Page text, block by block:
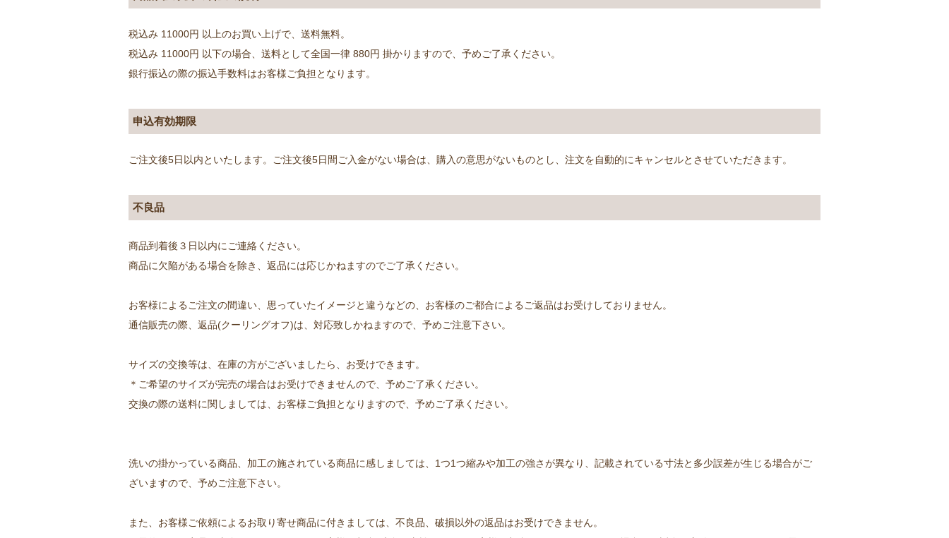
税込み 11000円 以上のお買い上げで、送料無料。
税込み 11000円 以下の場合、送料として全国一律 880円 掛かりますので、予めご了承ください。
銀行振込の際の振込手数料はお客様ご負担となります。
申込有効期限
ご注文後5日以内といたします。ご注文後5日間ご入金がない場合は、購入の意思がないものとし、注文を自動的にキャンセルとさせていただきます。
不良品
商品到着後３日以内にご連絡ください。
商品に欠陥がある場合を除き、返品には応じかねますのでご了承ください。
お客様によるご注文の間違い、思っていたイメージと違うなどの、お客様のご都合によるご返品はお受けしておりません。
通信販売の際、返品(クーリングオフ)は、対応致しかねますので、予めご注意下さい。
サイズの交換等は、在庫の方がございましたら、お受けできます。
＊ご希望のサイズが完売の場合はお受けできませんので、予めご了承ください。
交換の際の送料に関しましては、お客様ご負担となりますので、予めご了承ください。
洗いの掛かっている商品、加工の施されている商品に感しましては、1つ1つ縮みや加工の強さが異なり、記載されている寸法と多少誤差が生じる場合がご
ざいますので、予めご注意下さい。
また、お客様ご依頼によるお取り寄せ商品に付きましては、不良品、破損以外の返品はお受けできません。